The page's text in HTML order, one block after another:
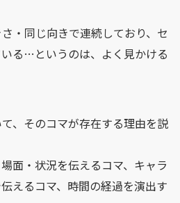
・同じ向きで連続しており、セ
る…というのは、よく見かける
、そのコマが存在する理由を説
面・状況を伝えるコマ、キャラ
えるコマ、時間の経過を演出す